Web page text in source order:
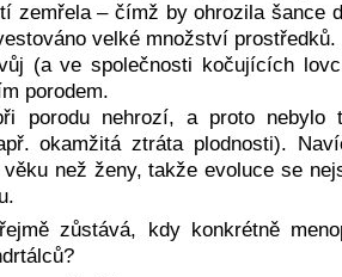
zemřela – čímž by ohrozila šance
velké množství
(a ve společnosti kočujících
porodem.
porodu nehrozí, a proto nebylo
okamžitá ztráta plodnosti).
než ženy, takže evoluce se
zůstává, kdy konkrétně